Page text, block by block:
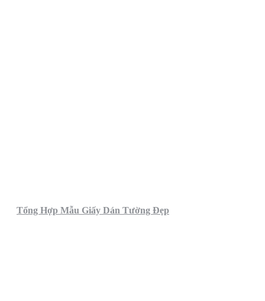
Tổng Hợp Mẫu Giấy Dán Tường Đẹp